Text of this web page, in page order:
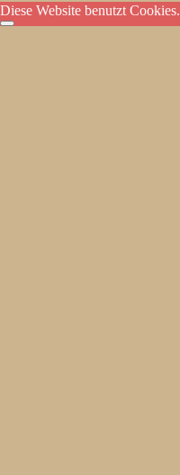
Diese Website benutzt